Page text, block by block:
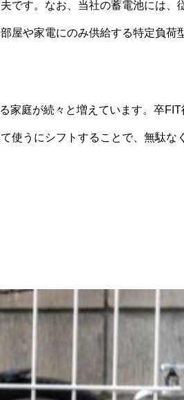
です。なお、当社の蓄電池には、
屋や家電にのみ供給する特定負荷
家庭が続々と増えています。卒FIT
使うにシフトすることで、無駄な